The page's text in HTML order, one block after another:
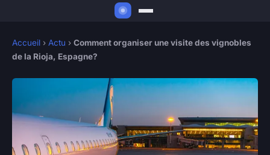
Accueil › Actu › Comment organiser une visite des vignobles
de la Rioja, Espagne?